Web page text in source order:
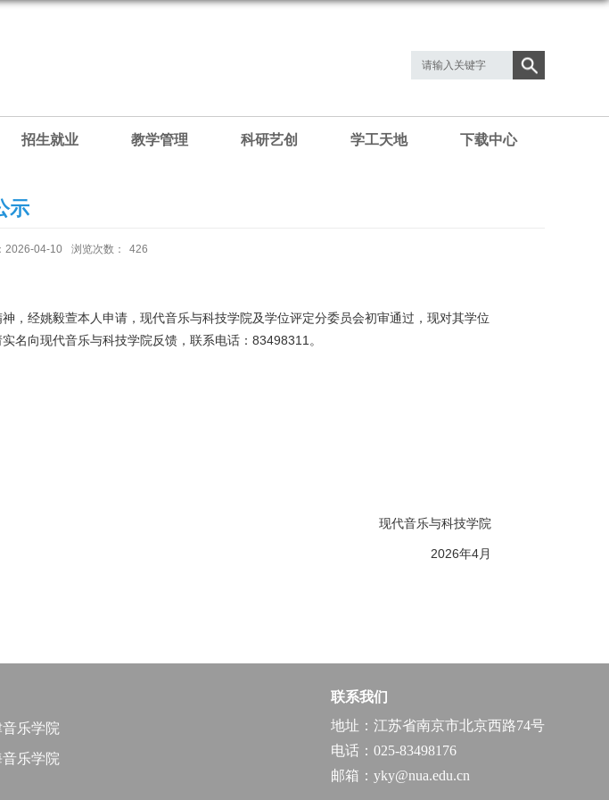
招生就业 教学管理 科研艺创 学工天地 下载中心
示
2026-04-10 浏览次数： 426
，经姚毅萱本人申请，现代音乐与科技学院及学位评定分委员会初审通过，现对其学位
名向现代音乐与科技学院反馈，联系电话：83498311。
现代音乐与科技学院
2026年4月
音乐学院
乐学院
联系我们
地址：江苏省南京市北京西路74号
电话：025-83498176
邮箱：yky@nua.edu.cn